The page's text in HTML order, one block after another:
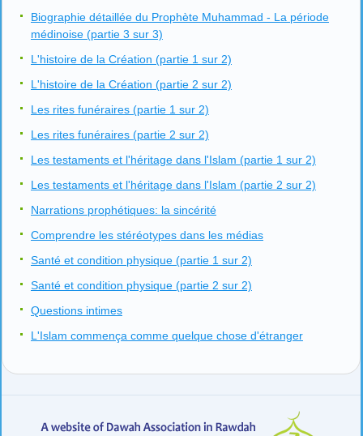
Biographie détaillée du Prophète Muhammad - La période
médinoise (partie 3 sur 3)
L'histoire de la Création (partie 1 sur 2)
L'histoire de la Création (partie 2 sur 2)
Les rites funéraires (partie 1 sur 2)
Les rites funéraires (partie 2 sur 2)
Les testaments et l'héritage dans l'Islam (partie 1 sur 2)
Les testaments et l'héritage dans l'Islam (partie 2 sur 2)
Narrations prophétiques: la sincérité
Comprendre les stéréotypes dans les médias
Santé et condition physique (partie 1 sur 2)
Santé et condition physique (partie 2 sur 2)
Questions intimes
L'Islam commença comme quelque chose d'étranger